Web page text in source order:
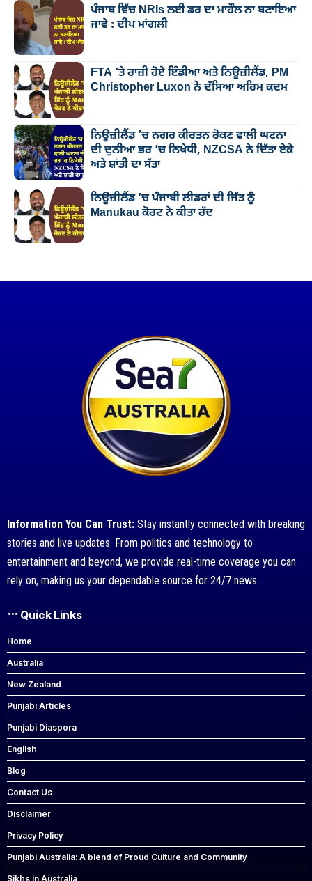
ਪੰਜਾਬ ਵਿੱਚ NRIs ਲਈ ਡਰ ਦਾ ਮਾਹੌਲ ਨਾ ਬਣਾਇਆ
ਜਾਵੇ : ਦੀਪ ਮਾਂਗਲੀ
FTA ’ਤੇ ਰਾਜ਼ੀ ਹੋਏ ਇੰਡੀਆ ਅਤੇ ਨਿਊਜ਼ੀਲੈਂਡ, PM
Christopher Luxon ਨੇ ਦੱਸਿਆ ਅਹਿਮ ਕਦਮ
ਨਿਊਜ਼ੀਲੈਂਡ ’ਚ ਨਗਰ ਕੀਰਤਨ ਰੋਕਣ ਵਾਲੀ ਘਟਨਾ
ਦੀ ਦੁਨੀਆ ਭਰ ’ਚ ਨਿਖੇਧੀ, NZCSA ਨੇ ਦਿੱਤਾ ਏਕੇ
ਅਤੇ ਸ਼ਾਂਤੀ ਦਾ ਸੱਤਾ
ਨਿਊਜ਼ੀਲੈਂਡ ’ਚ ਪੰਜਾਬੀ ਲੀਡਰਾਂ ਦੀ ਜਿੱਤ ਨੂੰ
Manukau ਕੋਰਟ ਨੇ ਕੀਤਾ ਰੱਦ
Information You Can Trust: Stay instantly connected with breaking
stories and live updates. From politics and technology to
entertainment and beyond, we provide real-time coverage you can
rely on, making us your dependable source for 24/7 news.
Quick Links
Home
Australia
New Zealand
Punjabi Articles
Punjabi Diaspora
English
Blog
Contact Us
Disclaimer
Privacy Policy
Punjabi Australia: A blend of Proud Culture and Community
Sikhs in Australia